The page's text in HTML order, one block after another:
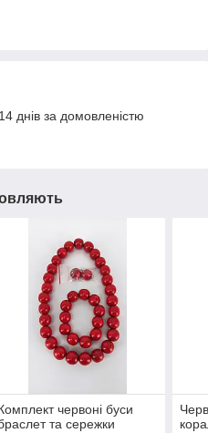
днів за домовленістю
червоні буси
та сережки